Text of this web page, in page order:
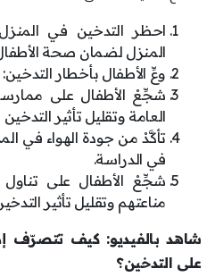
احظر التدخين في
المنزل لضمان صحة
وعِّ الأطفال بأخطار التدخين:
شجِّعْ الأطفال على
العامة وتقليل تأثير
تأكَّدْ من جودة الهواء في
في الدراسة.
شجِّعْ الأطفال على تناول
مناعتهم وتقليل تأثير
شاهد بالفيديو: كيف تتصرّف
على التدخين؟